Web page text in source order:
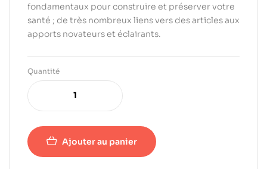
fondamentaux pour construire et préserver votre
santé ; de très nombreux liens vers des articles aux
apports novateurs et éclairants.
Quantité
Ajouter au panier